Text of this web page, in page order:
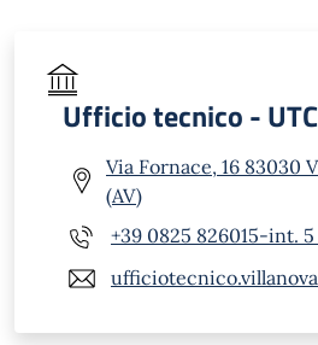
Ufficio tecnico - UTC
Via Fornace, 16 83030
(AV)
+39 0825 826015-int. 5